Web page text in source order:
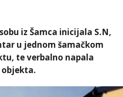
iz Šamca inicijala S.N,
u jednom šamačkom
te verbalno napala